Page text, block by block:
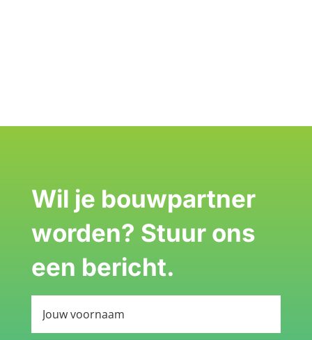
Wil je bouwpartner
worden? Stuur ons
een bericht.